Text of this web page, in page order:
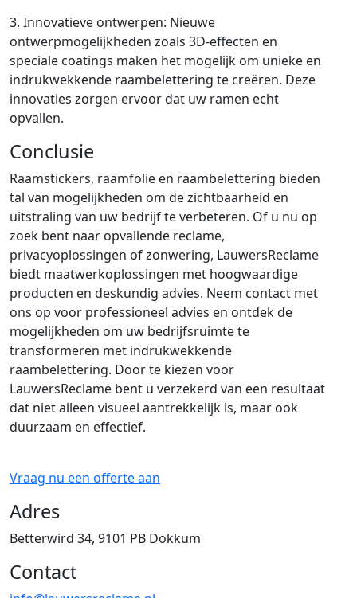
3. Innovatieve ontwerpen: Nieuwe
ontwerpmogelijkheden zoals 3D-effecten en
speciale coatings maken het mogelijk om unieke en
indrukwekkende raambelettering te creëren. Deze
innovaties zorgen ervoor dat uw ramen echt
opvallen.
Conclusie
Raamstickers, raamfolie en raambelettering bieden
tal van mogelijkheden om de zichtbaarheid en
uitstraling van uw bedrijf te verbeteren. Of u nu op
zoek bent naar opvallende reclame,
privacyoplossingen of zonwering, LauwersReclame
biedt maatwerkoplossingen met hoogwaardige
producten en deskundig advies. Neem contact met
ons op voor professioneel advies en ontdek de
mogelijkheden om uw bedrijfsruimte te
transformeren met indrukwekkende
raambelettering. Door te kiezen voor
LauwersReclame bent u verzekerd van een resultaat
dat niet alleen visueel aantrekkelijk is, maar ook
duurzaam en effectief.
Vraag nu een offerte aan
Adres
Betterwird 34, 9101 PB Dokkum
Contact